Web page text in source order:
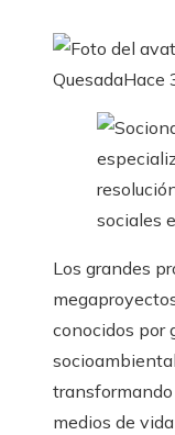
QuesadaHace
Los grandes
conocidos por
medios de